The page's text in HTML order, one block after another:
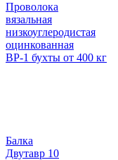
Проволока
вязальная
низкоуглеродистая
оцинкованная
ВР-1 бухты от 400 кг
Балка
Двутавр 10